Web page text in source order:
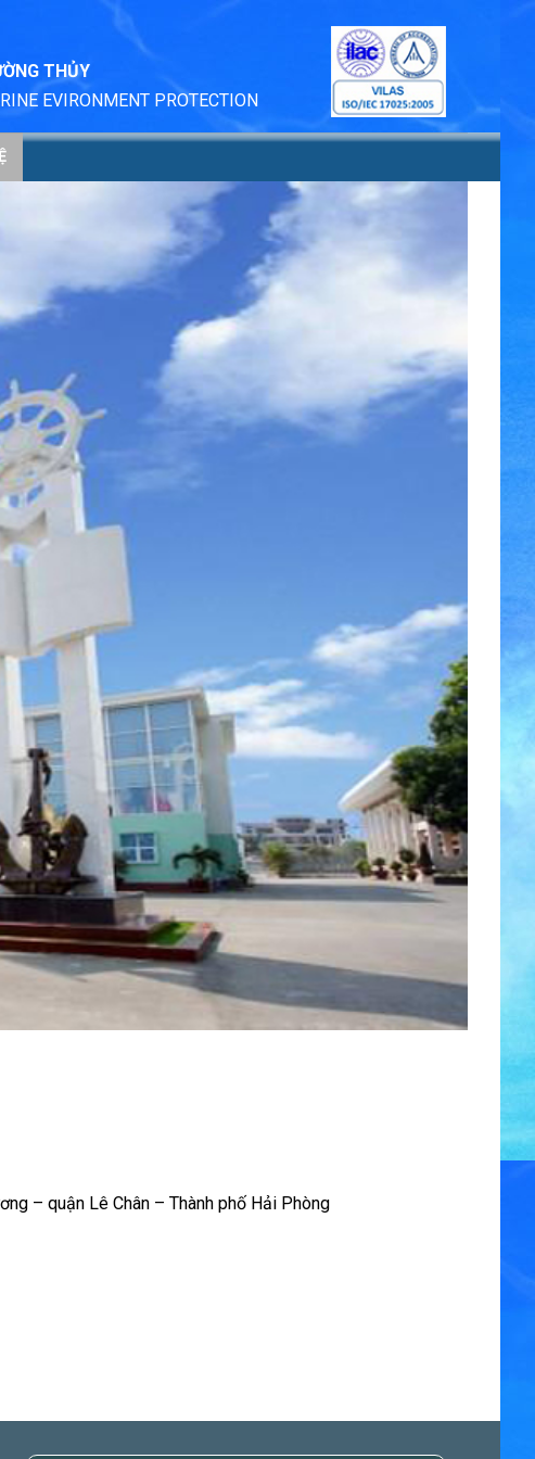
THỦY
EVIRONMENT PROTECTION
– quận Lê Chân – Thành phố Hải Phòng